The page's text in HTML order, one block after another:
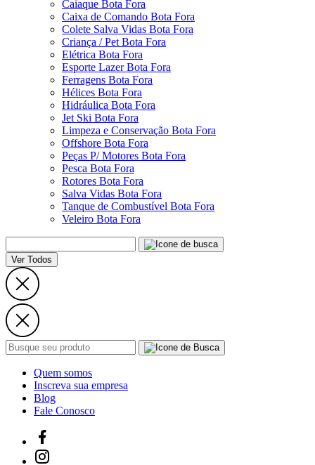
Caiaque Bota Fora
Caixa de Comando Bota Fora
Colete Salva Vidas Bota Fora
Criança / Pet Bota Fora
Elétrica Bota Fora
Esporte Lazer Bota Fora
Ferragens Bota Fora
Hélices Bota Fora
Hidráulica Bota Fora
Jet Ski Bota Fora
Limpeza e Conservação Bota Fora
Offshore Bota Fora
Peças P/ Motores Bota Fora
Pesca Bota Fora
Rotores Bota Fora
Salva Vidas Bota Fora
Tanque de Combustível Bota Fora
Veleiro Bota Fora
Ver Todos
Quem somos
Inscreva sua empresa
Blog
Fale Conosco